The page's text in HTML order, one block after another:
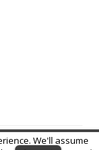
We'll assume